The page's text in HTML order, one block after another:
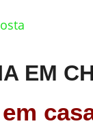
EM